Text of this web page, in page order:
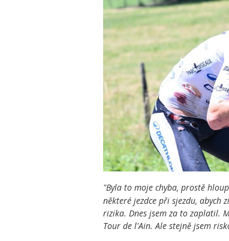
"Byla to moje chyba, prostě
některé jezdce při sjezdu, abych
rizika. Dnes jsem za to zaplatil.
Tour de l'Ain. Ale stejně jsem